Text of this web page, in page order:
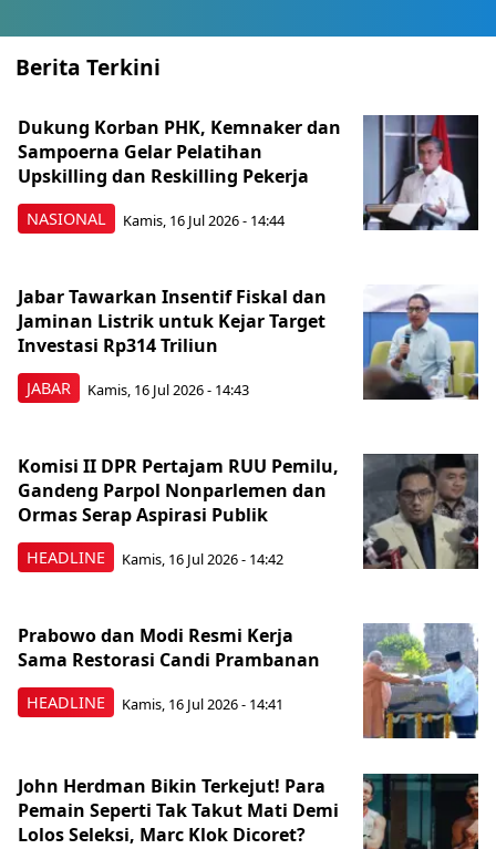
Berita Terkini
NASIONAL
Dukung Korban PHK, Kemnaker dan
Sampoerna Gelar Pelatihan
Upskilling dan Reskilling Pekerja
Kamis, 16 Jul 2026 - 14:44
JABAR
Jabar Tawarkan Insentif Fiskal dan
Jaminan Listrik untuk Kejar Target
Investasi Rp314 Triliun
Kamis, 16 Jul 2026 - 14:43
HEADLINE
Komisi II DPR Pertajam RUU Pemilu,
Gandeng Parpol Nonparlemen dan
Ormas Serap Aspirasi Publik
Kamis, 16 Jul 2026 - 14:42
HEADLINE
Prabowo dan Modi Resmi Kerja
Sama Restorasi Candi Prambanan
Kamis, 16 Jul 2026 - 14:41
John Herdman Bikin Terkejut! Para
Pemain Seperti Tak Takut Mati Demi
Lolos Seleksi, Marc Klok Dicoret?